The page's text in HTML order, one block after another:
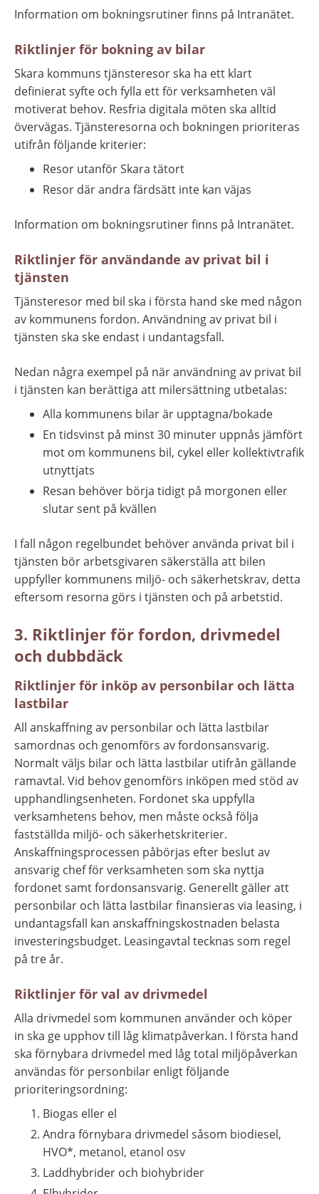
Information om bokningsrutiner finns på Intranätet.
Riktlinjer för bokning av bilar
Skara kommuns tjänsteresor ska ha ett klart
definierat syfte och fylla ett för verksamheten väl
motiverat behov. Resfria digitala möten ska alltid
övervägas. Tjänsteresorna och bokningen prioriteras
utifrån följande kriterier:
Resor utanför Skara tätort
Resor där andra färdsätt inte kan väjas
Information om bokningsrutiner finns på Intranätet.
Riktlinjer för användande av privat bil i
tjänsten
Tjänsteresor med bil ska i första hand ske med någon
av kommunens fordon. Användning av privat bil i
tjänsten ska ske endast i undantagsfall.
Nedan några exempel på när användning av privat bil
i tjänsten kan berättiga att milersättning utbetalas:
Alla kommunens bilar är upptagna/bokade
En tidsvinst på minst 30 minuter uppnås jämfört
mot om kommunens bil, cykel eller kollektivtrafik
utnyttjats
Resan behöver börja tidigt på morgonen eller
slutar sent på kvällen
I fall någon regelbundet behöver använda privat bil i
tjänsten bör arbetsgivaren säkerställa att bilen
uppfyller kommunens miljö- och säkerhetskrav, detta
eftersom resorna görs i tjänsten och på arbetstid.
3. Riktlinjer för fordon, drivmedel
och dubbdäck
Riktlinjer för inköp av personbilar och lätta
lastbilar
All anskaffning av personbilar och lätta lastbilar
samordnas och genomförs av fordonsansvarig.
Normalt väljs bilar och lätta lastbilar utifrån gällande
ramavtal. Vid behov genomförs inköpen med stöd av
upphandlingsenheten. Fordonet ska uppfylla
verksamhetens behov, men måste också följa
fastställda miljö- och säkerhetskriterier.
Anskaffningsprocessen påbörjas efter beslut av
ansvarig chef för verksamheten som ska nyttja
fordonet samt fordonsansvarig. Generellt gäller att
personbilar och lätta lastbilar finansieras via leasing, i
undantagsfall kan anskaffningskostnaden belasta
investeringsbudget. Leasingavtal tecknas som regel
på tre år.
Riktlinjer för val av drivmedel
Alla drivmedel som kommunen använder och köper
in ska ge upphov till låg klimatpåverkan. I första hand
ska förnybara drivmedel med låg total miljöpåverkan
användas för personbilar enligt följande
prioriteringsordning:
Biogas eller el
Andra förnybara drivmedel såsom biodiesel,
HVO*, metanol, etanol osv
Laddhybrider och biohybrider